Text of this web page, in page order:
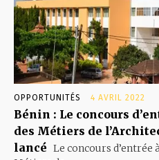
OPPORTUNITÉS 4 AVRIL 2022
Bénin : Le concours
des Métiers de
lancé Le concours d’entrée